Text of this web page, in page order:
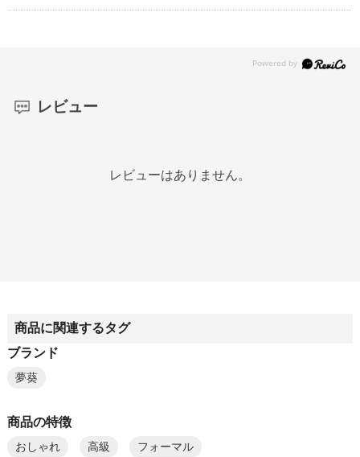
レビュー
レビューはありません。
商品に関連するタグ
ブランド
夢葵
商品の特徴
おしゃれ 高級 フォーマル